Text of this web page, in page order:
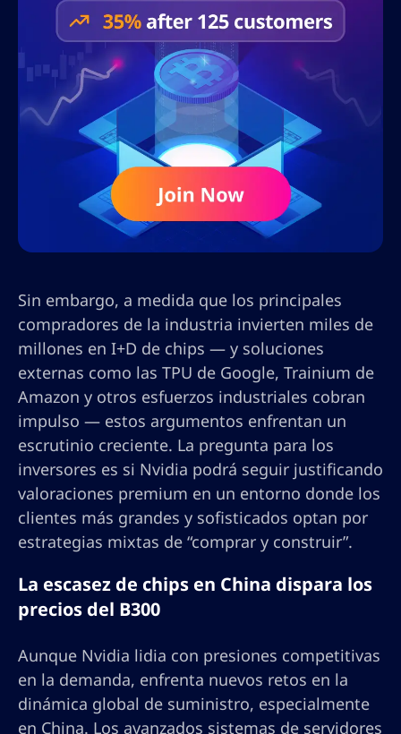
Sin embargo, a medida que los principales
compradores de la industria invierten miles de
millones en I+D de chips — y soluciones
externas como las TPU de Google, Trainium de
Amazon y otros esfuerzos industriales cobran
impulso — estos argumentos enfrentan un
escrutinio creciente. La pregunta para los
inversores es si Nvidia podrá seguir justificando
valoraciones premium en un entorno donde los
clientes más grandes y sofisticados optan por
estrategias mixtas de “comprar y construir”.
La escasez de chips en China dispara los
precios del B300
Aunque Nvidia lidia con presiones competitivas
en la demanda, enfrenta nuevos retos en la
dinámica global de suministro, especialmente
en China. Los avanzados sistemas de servidores